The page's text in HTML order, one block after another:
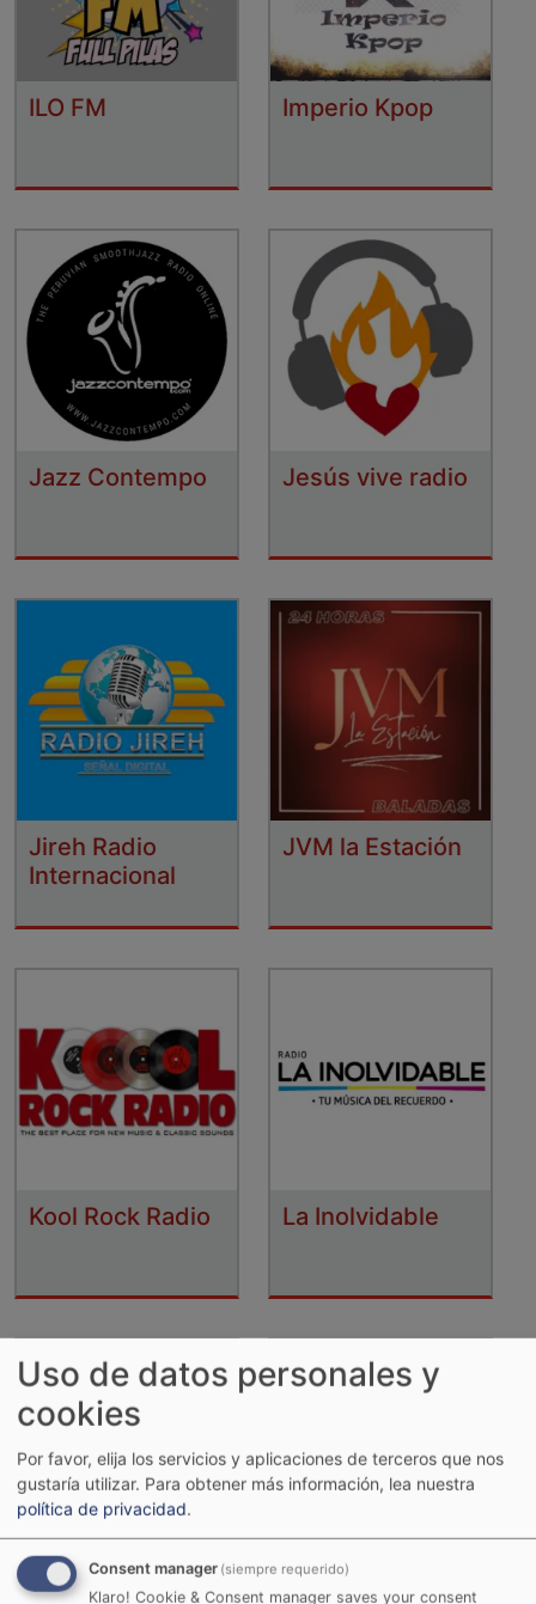
ILO FM Imperio Kpop
Jazz Contempo Jesús vive radio
Jireh Radio
Internacional
JVM la Estación
Kool Rock Radio La Inolvidable
La Karibeña La RocknPop
Uso de datos personales y
cookies
Por favor, elija los servicios y aplicaciones de terceros que nos
gustaría utilizar. Para obtener más información, lea nuestra
política de privacidad.
Consent manager (siempre requerido)
Klaro! Cookie & Consent manager saves your consent